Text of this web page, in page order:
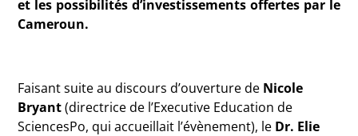
et les possibilités d’investissements offertes par le
Cameroun.
Faisant suite au discours d’ouverture de Nicole
Bryant(directrice de l’Executive Education de
SciencesPo, qui accueillait l’évènement), le Dr. Elie